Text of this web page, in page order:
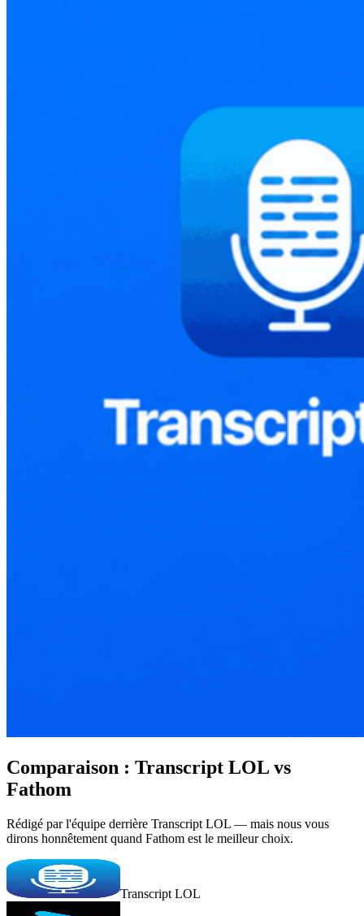
Comparaison : Transcript LOL vs
Fathom
Rédigé par l'équipe derrière Transcript LOL — mais nous vous
dirons honnêtement quand Fathom est le meilleur choix.
Transcript LOL